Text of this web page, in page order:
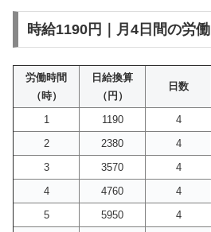
時給1190円｜月4日間の労働
労働時間
（時）
日給換算
（円）
日数
1
1190 4
2
2380 4
3
3570 4
4
4760 4
5
5950 4